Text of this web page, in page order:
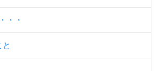
・・